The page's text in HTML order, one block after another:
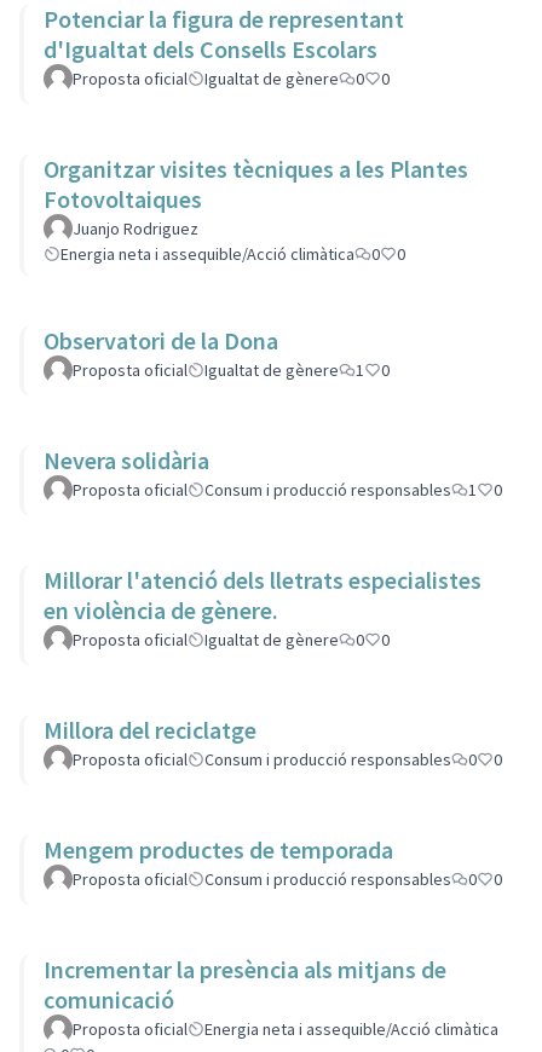
Potenciar la figura de representant
d'Igualtat dels Consells Escolars
Proposta oficial Igualtat de gènere 0 0
Organitzar visites tècniques a les Plantes
Fotovoltaiques
Juanjo Rodriguez
Energia neta i assequible/Acció climàtica
0 0
Observatori de la Dona
Proposta oficial Igualtat de gènere 1 0
Nevera solidària
Proposta oficial Consum i producció responsables 1 0
Millorar l'atenció dels lletrats especialistes
en violència de gènere.
Proposta oficial Igualtat de gènere 0 0
Millora del reciclatge
Proposta oficial Consum i producció responsables 0 0
Mengem productes de temporada
Proposta oficial Consum i producció responsables 0 0
Incrementar la presència als mitjans de
comunicació
Proposta oficial
Energia neta i assequible/Acció climàtica